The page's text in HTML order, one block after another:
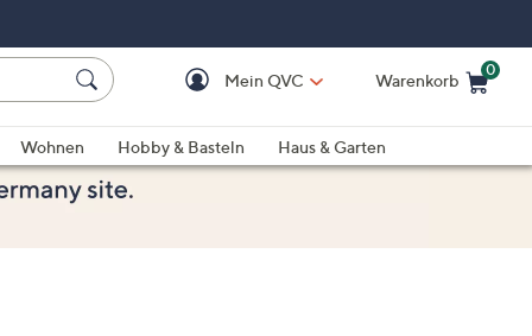
Mein QVC Warenkorb
0
Wohnen Hobby & Basteln
Haus & Garten